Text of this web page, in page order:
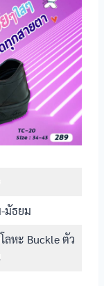
โลโก้แบรนด์
รูปเพชร
ตัวการ์ตูน
หะ
มัธยม
ลหะ Buckle ตัว